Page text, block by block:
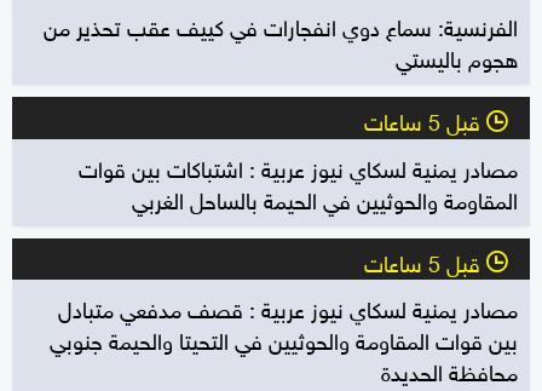
الفرنسية: سماع دوي انفجارات في كييف عقب تحذير من
هجوم باليستي
l قبل 5 ساعات
مصادر يمنية لسكاي نيوز عربية : اشتباكات بين قوات
المقاومة والحوثيين في الحيمة بالساحل الغربي
l قبل 5 ساعات
مصادر يمنية لسكاي نيوز عربية : قصف مدفعي متبادل
بين قوات المقاومة والحوثيين في التحيتا والحيمة جنوبي
محافظة الحديدة